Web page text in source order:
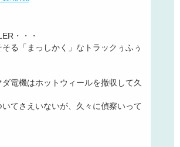
・・・
る「まっしかく」なトラックぅふぅ
電機はホットウィールを撤収して久
いてさえいないが、久々に偵察いって